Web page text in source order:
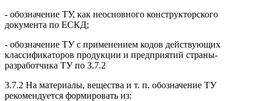
- обозначение ТУ, как неосновного конструкторского
документа по ЕСКД;
- обозначение ТУ с применением кодов действующих
классификаторов продукции и предприятий страны-
разработчика ТУ по 3.7.2
3.7.2 На материалы, вещества и т. п. обозначение ТУ
рекомендуется формировать из: